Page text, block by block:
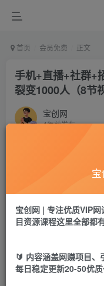
首页 会员免费 正文
手机+直播+社群+
裂变1000人（8节
宝创网
4年前发布
宝币
宝创网 | 专注优质VIP
目资源课程这里全部都有
🔰 内容涵盖网赚项目、
每日稳定更新20-50优质